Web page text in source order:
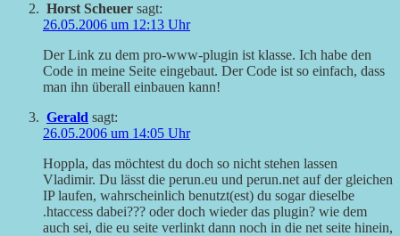
Horst Scheuer sagt:
26.05.2006 um 12:13 Uhr
Der Link zu dem pro-www-plugin ist klasse. Ich habe den
Code in meine Seite eingebaut. Der Code ist so einfach, dass
man ihn überall einbauen kann!
Gerald sagt:
26.05.2006 um 14:05 Uhr
Hoppla, das möchtest du doch so nicht stehen lassen
Vladimir. Du lässt die perun.eu und perun.net auf der gleichen
IP laufen, wahrscheinlich benutzt(est) du sogar dieselbe
.htaccess dabei??? oder doch wieder das plugin? wie dem
auch sei, die eu seite verlinkt dann noch in die net seite hinein,